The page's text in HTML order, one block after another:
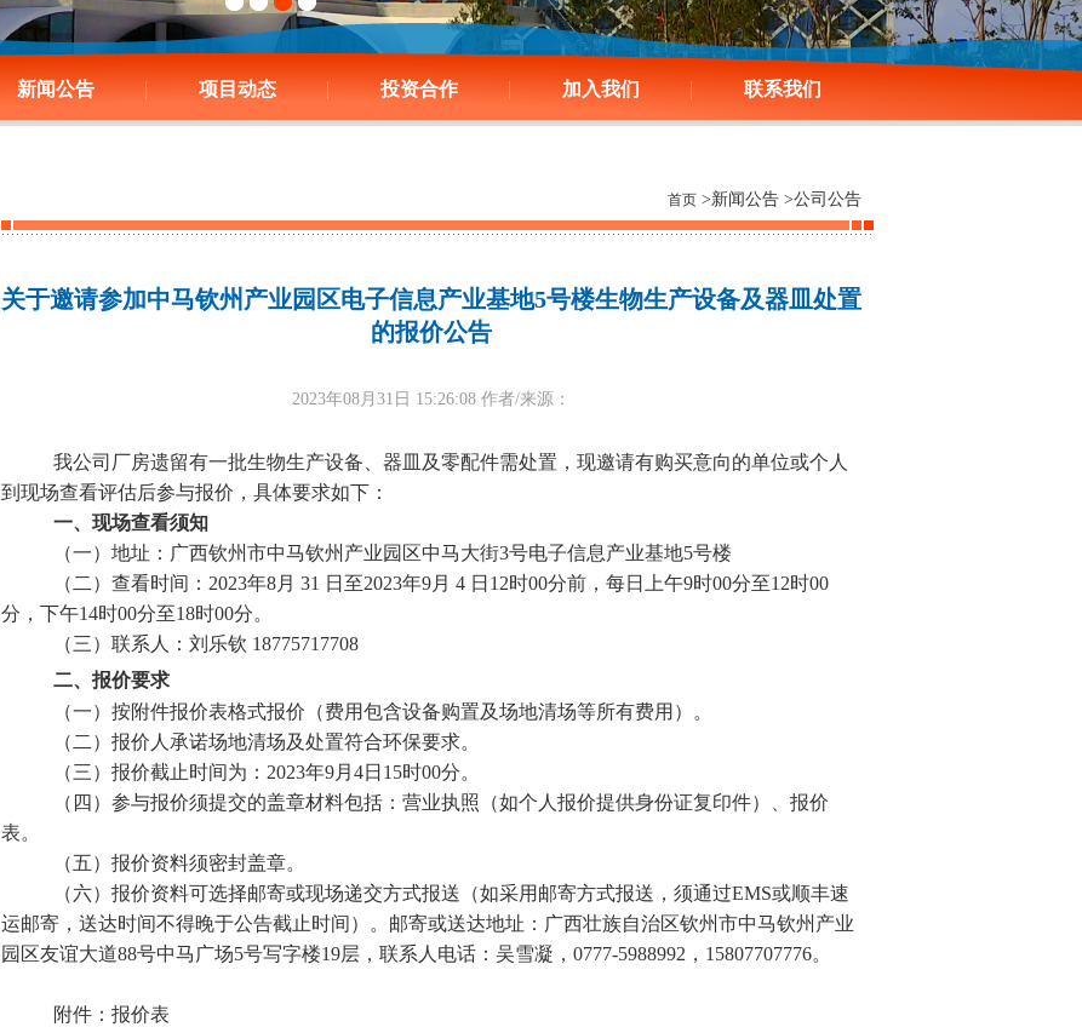
新闻公告 项目动态 投资合作 加入我们 联系我们
首页 >新闻公告 >公司公告
关于邀请参加中马钦州产业园区电子信息产业基地5号楼生物生产设备及器皿处置
的报价公告
2023年08月31日 15:26:08 作者/来源：
我公司厂房遗留有一批生物生产设备、器皿及零配件需处置，现邀请有购买意向的单位或个人
到现场查看评估后参与报价，具体要求如下：
一、现场查看须知
（一）地址：广西钦州市中马钦州产业园区中马大街3号电子信息产业基地5号楼
（二）查看时间：2023年8月 31 日至2023年9月 4 日12时00分前，每日上午9时00分至12时00
分，下午14时00分至18时00分。
（三）联系人：刘乐钦 18775717708
二、报价要求
（一）按附件报价表格式报价（费用包含设备购置及场地清场等所有费用）。
（二）报价人承诺场地清场及处置符合环保要求。
（三）报价截止时间为：2023年9月4日15时00分。
（四）参与报价须提交的盖章材料包括：营业执照（如个人报价提供身份证复印件）、报价
表。
（五）报价资料须密封盖章。
（六）报价资料可选择邮寄或现场递交方式报送（如采用邮寄方式报送，须通过EMS或顺丰速
运邮寄，送达时间不得晚于公告截止时间）。邮寄或送达地址：广西壮族自治区钦州市中马钦州产业
园区友谊大道88号中马广场5号写字楼19层，联系人电话：吴雪凝，0777-5988992，15807707776。
附件： 报价表